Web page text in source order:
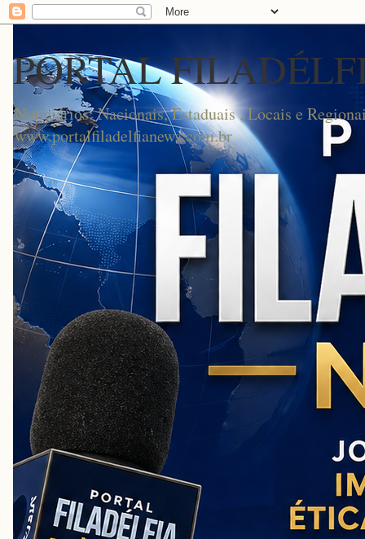
PORTAL
Noticiários: Nacionais, Estaduais , Locais e
www.portalfiladelfianews.com.br